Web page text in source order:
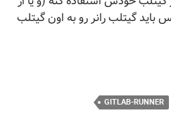
گیتلب رانر رو به اون گیتلب
GITLAB-RUNNER